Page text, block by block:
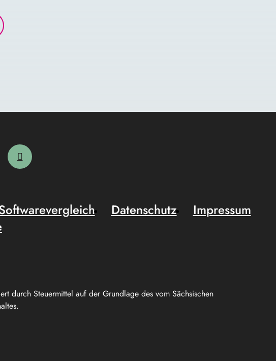
durch Steuermittel auf der Grundlage des vom Sächsischen
Datenschutz
Impressum